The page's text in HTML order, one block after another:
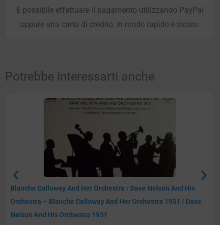
È possibile effettuare il pagamento utilizzando PayPal
oppure una carta di credito, in modo rapido e sicuro.
Potrebbe interessarti anche
Blanche Calloway And Her Orchestra / Dave Nelson And His
Orchestra – Blanche Calloway And Her Orchestra 1931 / Dave
Nelson And His Orchestra 1931